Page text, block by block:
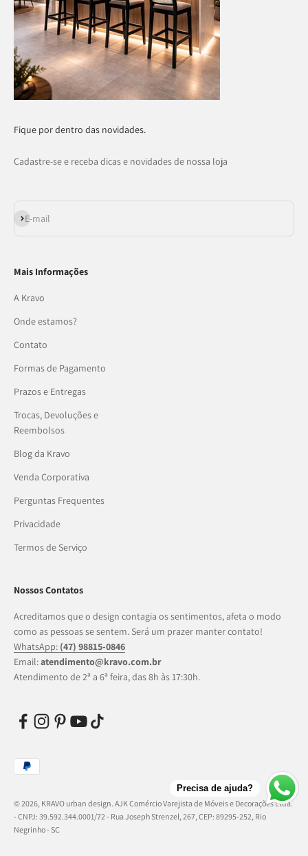
Fique por dentro das novidades.
Cadastre-se e receba dicas e novidades de nossa loja
E-mail
Assinar
Mais Informações
A Kravo
Onde estamos?
Contato
Formas de Pagamento
Prazos e Entregas
Trocas, Devoluções e
Reembolsos
Blog da Kravo
Venda Corporativa
Perguntas Frequentes
Privacidade
Termos de Serviço
Nossos Contatos
Acreditamos que o design contagia os sentimentos, afeta o modo
como as pessoas se sentem. Será um prazer manter contato!
WhatsApp: (47) 98815-0846
Email:atendimento@kravo.com.br
Atendimento de 2ª a 6ª feira, das 8h às 17:30h.
© 2026, KRAVO urban design. AJK Comércio Varejista de Móveis e Decorações Ltda.
- CNPJ: 39.592.344.0001/72 - Rua Joseph Strenzel, 267, CEP: 89295-252, Rio
Negrinho - SC
Precisa de ajuda?